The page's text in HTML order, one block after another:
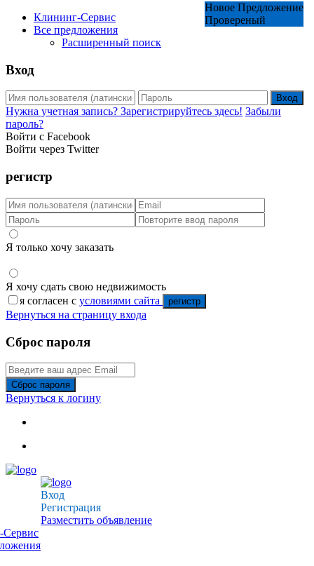
Клининг-Сервис
Все предложения
Расширенный поиск
Вход
Вход
Нужна учетная запись? Зарегистрируйтесь здесь! Забыли
пароль?
Войти с Facebook
Войти через Twitter
регистр
Я только хочу заказать
Я хочу сдать свою недвижимость
я согласен с условиями сайта регистр
Вернуться на страницу входа
Сброс пароля
Сброс пароля
Вернуться к логину
Вход
Регистрация
Разместить объявление
Новое Предложение
Новое Предложение
Провереный